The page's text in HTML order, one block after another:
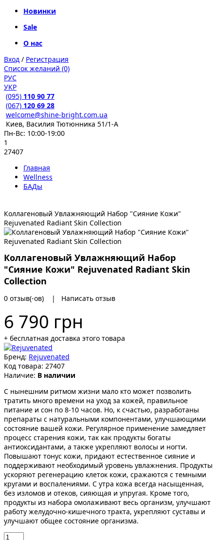
Новинки
Sale
О нас
Вход / Регистрация
Список желаний (0)
РУС
УКР
(095) 110 90 77
(067) 120 69 28
welcome@shine-bright.com.ua
Киев, Василия Тютюнника 51/1-А
Пн-Вс: 10:00-19:00
1
27407
Главная
Wellness
БАДы
Коллагеновый Увлажняющий Набор "Сияние Кожи"
Rejuvenated Radiant Skin Collection
Коллагеновый Увлажняющий Набор
"Сияние Кожи" Rejuvenated Radiant Skin
Collection
0 отзыв(-ов) | Написать отзыв
6 790 грн
+ бесплатная доставка этого товара
Бренд: Rejuvenated
Код товара: 27407
Наличие: В наличии
С нынешним ритмом жизни мало кто может позволить
тратить много времени на уход за кожей, правильное
питание и сон по 8-10 часов. Но, к счастью, разработаны
препараты с натуральными компонентами, улучшающими
состояние вашей кожи. Регулярное применение замедляет
процесс старения кожи, так как продукты богаты
антиоксидантами, а также укрепляют волосы и ногти.
Повышают тонус кожи, придают естественное сияние и
поддерживают необходимый уровень увлажнения. Продукты
ускоряют регенерацию клеток кожи, сражаются с темными
кругами и воспалениями. С утра кожа всегда насыщенная,
без изломов и отеков, сияющая и упругая. Кроме того,
продукты из набора омолаживают весь организм, улучшают
работу желудочно-кишечного тракта, укрепляют суставы и
улучшают общее состояние организма.